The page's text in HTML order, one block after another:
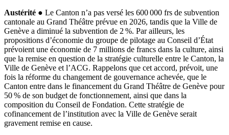
Austérité ● Le Canton n’a pas versé les 600 000 frs de subvention
cantonale au Grand Théâtre prévue en 2026, tandis que la Ville de
Genève a diminué la subvention de 2 %. Par ailleurs, les
propositions d’économie du groupe de pilotage au Conseil d’État
prévoient une économie de 7 millions de francs dans la culture, ainsi
que la remise en question de la stratégie culturelle entre le Canton, la
Ville de Genève et l’ACG. Rappelons que cet accord, prévoit, une
fois la réforme du changement de gouvernance achevée, que le
Canton entre dans le financement du Grand Théâtre de Genève pour
50 % de son budget de fonctionnement, ainsi que dans la
composition du Conseil de Fondation. Cette stratégie de
cofinancement de l’institution avec la Ville de Genève serait
gravement remise en cause.